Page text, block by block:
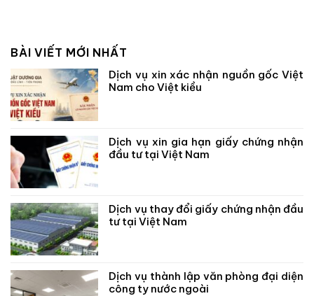
BÀI VIẾT MỚI NHẤT
Dịch vụ xin xác nhận nguồn gốc Việt
Nam cho Việt kiều
Dịch vụ xin gia hạn giấy chứng nhận
đầu tư tại Việt Nam
Dịch vụ thay đổi giấy chứng nhận đầu
tư tại Việt Nam
Dịch vụ thành lập văn phòng đại diện
công ty nước ngoài